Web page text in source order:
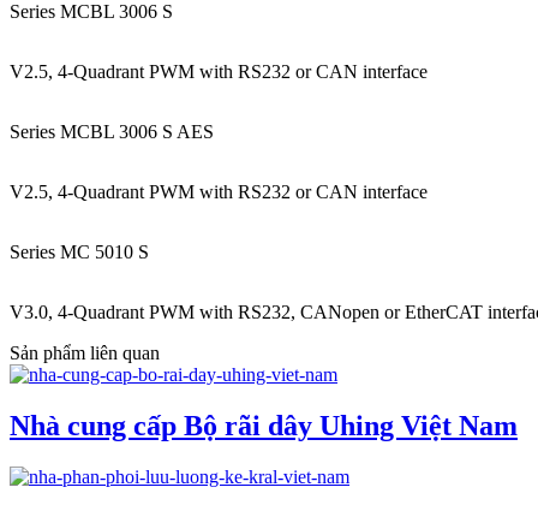
Series MCBL 3006 S
V2.5, 4-Quadrant PWM with RS232 or CAN interface
Series MCBL 3006 S AES
V2.5, 4-Quadrant PWM with RS232 or CAN interface
Series MC 5010 S
V3.0, 4-Quadrant PWM with RS232, CANopen or EtherCAT
Sản phẩm liên quan
Nhà cung cấp Bộ rãi dây Uhing Việt Nam